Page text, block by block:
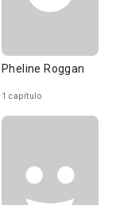
Pheline Roggan
1 capítulo